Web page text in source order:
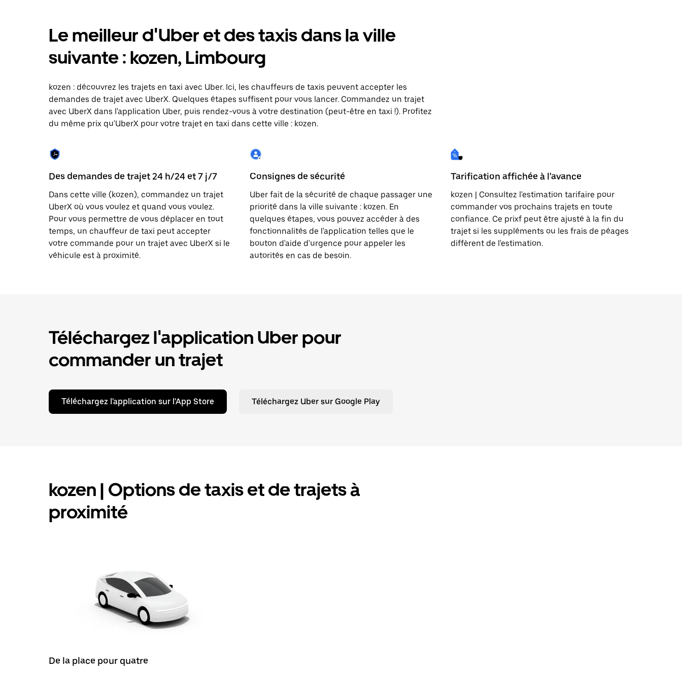
et
sélectionner
Appuyez
sur
la
Échap
le
Le meilleur d'Uber et des taxis dans la ville
suivante : kozen, Limbourg
kozen : découvrez les trajets en taxi avec Uber. Ici, les chauffeurs de taxis peuvent accepter les
demandes de trajet avec UberX. Quelques étapes suffisent pour vous lancer. Commandez un trajet
avec UberX dans l'application Uber, puis rendez-vous à votre destination (peut-être en taxi !). Profitez
du même prix qu'UberX pour votre trajet en taxi dans cette ville : kozen.
Des demandes de trajet 24 h/24 et 7 j/7
Dans cette ville (kozen), commandez un trajet
UberX où vous voulez et quand vous voulez.
Pour vous permettre de vous déplacer en tout
temps, un chauffeur de taxi peut accepter
votre commande pour un trajet avec UberX si le
véhicule est à proximité.
Consignes de sécurité
Uber fait de la sécurité de chaque passager une
priorité dans la ville suivante : kozen. En
quelques étapes, vous pouvez accéder à des
fonctionnalités de l'application telles que le
bouton d'aide d'urgence pour appeler les
autorités en cas de besoin.
Tarification affichée à l'avance
kozen | Consultez l'estimation tarifaire pour
commander vos prochains trajets en toute
confiance. Ce prixf peut être ajusté à la fin du
trajet si les suppléments ou les frais de péages
diffèrent de l'estimation.
Téléchargez l'application Uber pour
commander un trajet
Téléchargez l'application sur l'App Store Téléchargez Uber sur Google Play
kozen | Options de taxis et de trajets à
proximité
De la place pour quatre